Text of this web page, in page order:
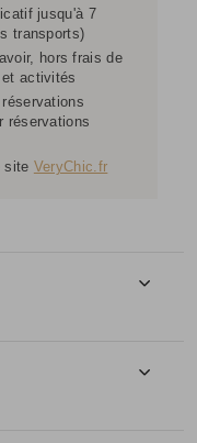
jusqu'à 7
transports)
hors frais de
activités
réservations
site VeryChic.fr